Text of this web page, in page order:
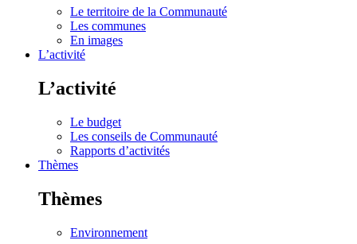
Le territoire de la Communauté
Les communes
En images
L’activité
L’activité
Le budget
Les conseils de Communauté
Rapports d’activités
Thèmes
Thèmes
Environnement